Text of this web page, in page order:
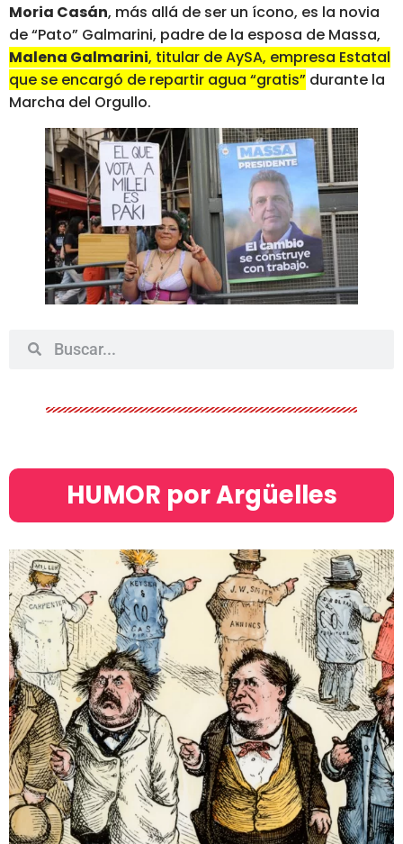
Moria Casán, más allá de ser un ícono, es la novia
de “Pato” Galmarini, padre de la esposa de Massa,
Malena Galmarini, titular de AySA, empresa Estatal
que se encargó de repartir agua “gratis” durante la
Marcha del Orgullo.
HUMOR por Argüelles​